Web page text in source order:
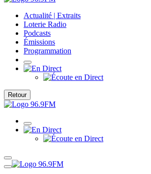
Actualité | Extraits
Loterie Radio
Podcasts
Émissions
Programmation
Retour